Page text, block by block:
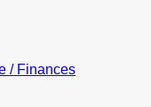
/ Finances